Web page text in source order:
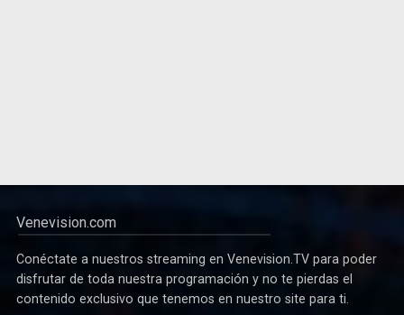
Venevision.com
Conéctate a nuestros streaming en Venevision.TV para poder
disfrutar de toda nuestra programación y no te pierdas el
contenido exclusivo que tenemos en nuestro site para ti.